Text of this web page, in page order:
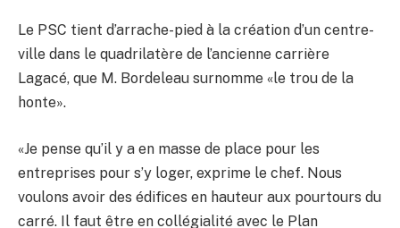
Le PSC tient d’arrache-pied à la création d’un centre-
ville dans le quadrilatère de l’ancienne carrière
Lagacé, que M. Bordeleau surnomme «le trou de la
honte».
«Je pense qu’il y a en masse de place pour les
entreprises pour s’y loger, exprime le chef. Nous
voulons avoir des édifices en hauteur aux pourtours du
carré. Il faut être en collégialité avec le Plan